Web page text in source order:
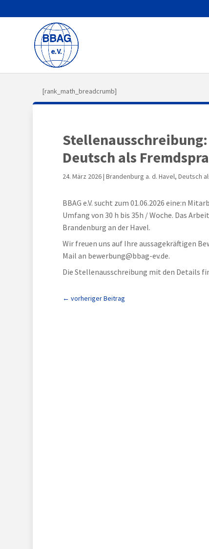
[rank_math_breadcrumb]
Deutsch als
24. März 2026| Brandenburg a. d. Havel, Deutsch
BBAG e.V. sucht zum 01.06.2026 eine:n
Umfang von 30 h bis 35h / Woche. Das
Brandenburg an der Havel.
Wir freuen uns auf Ihre aussagekräftigen
Mail an bewerbung@bbag-ev.de.
Die Stellenausschreibung mit den Details
← vorheriger Beitrag